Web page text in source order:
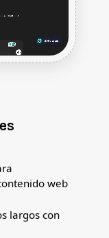
web
largos con